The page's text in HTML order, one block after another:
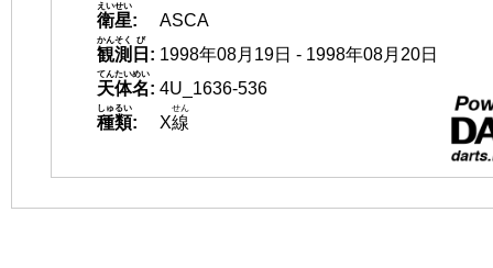
衛星
えいせい
:
ASCA
観測
かんそく
日
び
: 1998年08月19日 - 1998年08月20日
天体名
てんたいめい
: 4U_1636-536
種類
しゅるい
: X線
せん